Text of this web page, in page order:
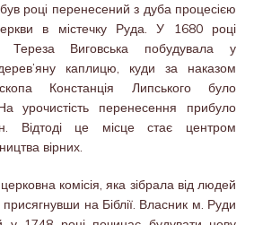
роцi перенесений з дуба процесiєю
в мiстечку Руда. У 1680 році
Тереза Виговська побудувала у
каплицю, куди за наказом
Констанція Липського було
урочистість перенесення прибуло
Відтоді це місце стає центром
вірних.
комісія, яка зібрала від людей
на Біблії. Власник м. Руди